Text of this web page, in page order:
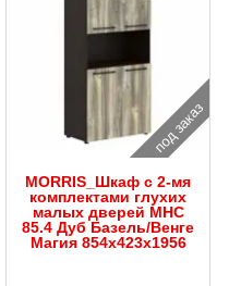
под заказ
MORRIS_Шкаф с 2-мя
комплектами глухих
малых дверей MHC
85.4 Дуб Базель/Венге
Магия 854х423х1956